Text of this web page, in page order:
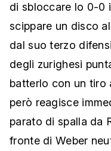
di sbloccare lo 0-0
scippare un disco
dal suo terzo
degli zurighesi
batterlo con un tiro
però reagisce
parato di spalla da
fronte di Weber